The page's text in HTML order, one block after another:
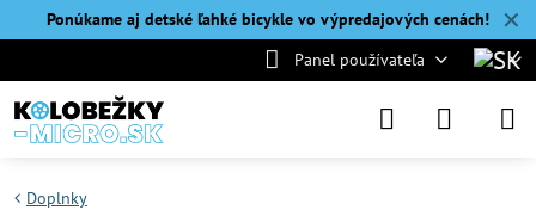
✕
Ponúkame aj detské ľahké bicykle vo výpredajových cenách!
Panel používateľa
Doplnky